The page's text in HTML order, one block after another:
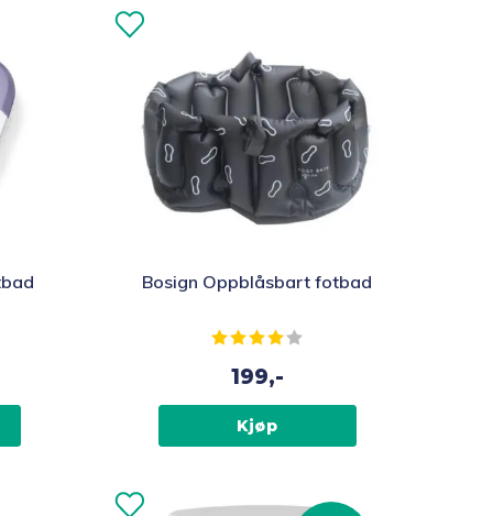
Bosign Oppblåsbart fotbad
Karakter:
199,-
Kjøp